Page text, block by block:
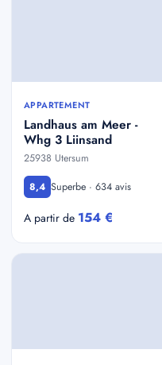
APPARTEMENT
Landhaus am Meer -
Whg 3 Liinsand
25938 Utersum
8,4 Superbe · 634 avis
A partir de 154 €